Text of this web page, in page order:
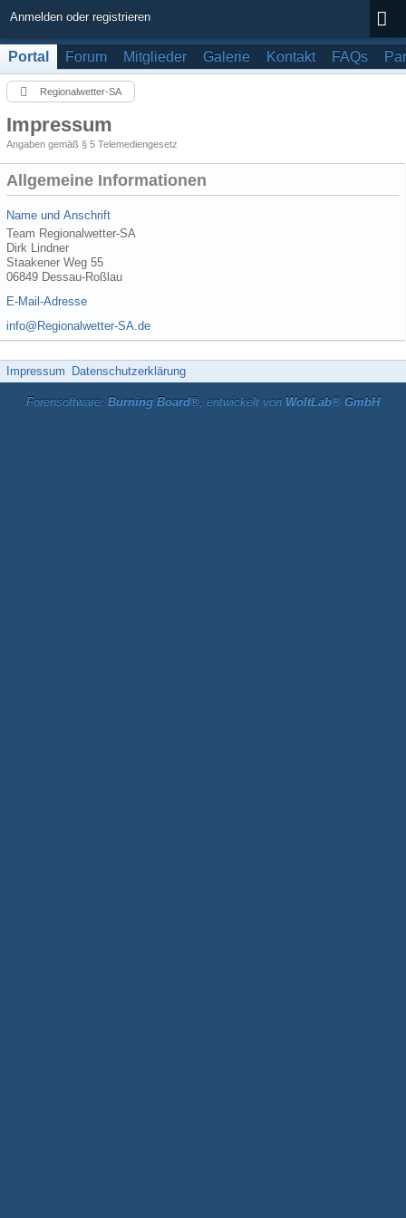
Anmelden oder registrieren
Portal Forum Mitglieder Galerie Kontakt FAQs
Regionalwetter-SA
Impressum
Angaben gemäß § 5 Telemediengesetz
Allgemeine Informationen
Name und Anschrift
Team Regionalwetter-SA
Dirk Lindner
Staakener Weg 55
06849 Dessau-Roßlau
E-Mail-Adresse
info@Regionalwetter-SA.de
Impressum Datenschutzerklärung
Forensoftware: Burning Board®, entwickelt von WoltLab® GmbH